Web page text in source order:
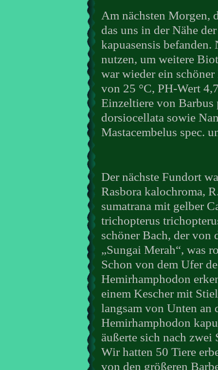
Am nächsten Morgen,
das uns in der Nähe
kapuasensis
nutzen, um weitere
war wieder ein
von 25 °C, PH-Wert
Einzeltiere von Barbus
dorsiocellata sowie
Mastacembelus spec.
Der nächste Fundort
Rasbora kalochroma,
sumatrana mit gelber
trichopterus
schöner Bach, der von
„Sungai Merah“, was
Schon von dem Ufer
Hemirhamphodon
einem Kescher mit
langsam von Unten an
Hemirhamphodon
äußerte sich nach
Wir hatten 50 Tiere
von den größeren